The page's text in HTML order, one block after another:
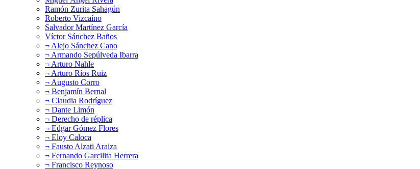
Ramón Zurita Sahagún
Roberto Vizcaíno
Salvador Martínez García
Víctor Sánchez Baños
¬ Alejo Sánchez Cano
¬ Armando Sepúlveda Ibarra
¬ Arturo Nahle
¬ Arturo Ríos Ruiz
¬ Augusto Corro
¬ Benjamín Bernal
¬ Claudia Rodríguez
¬ Dante Limón
¬ Derecho de réplica
¬ Edgar Gómez Flores
¬ Eloy Caloca
¬ Fausto Alzati Araiza
¬ Fernando Garcilita Herrera
¬ Francisco Reynoso